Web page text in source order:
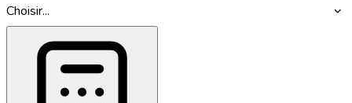
Choisir...